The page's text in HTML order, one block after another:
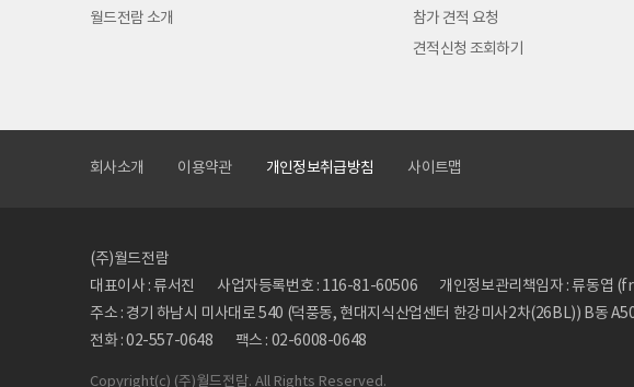
월드전람 소개
참가 견적 요청
견적신청 조회하기
회사소개 이용약관 개인정보취급방침 사이트맵
(주)월드전람
대표이사 : 류서진
사업자등록번호 : 116-81-60506
개인정보관리책임자 : 류동엽
주소 : 경기 하남시 미사대로 540 (덕풍동, 현대지식산업센터 한강미사2차(26BL)) B동
전화 : 02-557-0648
팩스 : 02-6008-0648
Copyright(c) (주)월드전람. All Rights Reserved.